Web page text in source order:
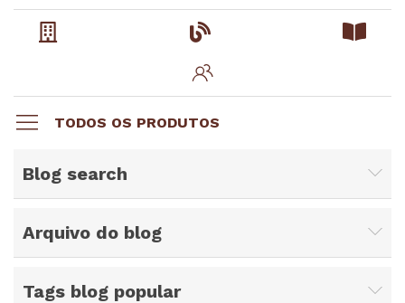
TODOS OS PRODUTOS
Blog search
Arquivo do blog
Tags blog popular